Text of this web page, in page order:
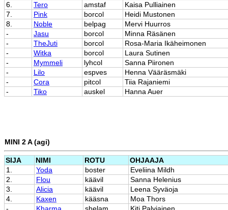
6.
Tero amstaf
Kaisa Pulliainen
7.
Pink borcol
Heidi Mustonen
8.
Noble belpag
Mervi Huurros
-
Jasu borcol
Minna Räsänen
-
TheJuti borcol
Rosa-Maria Ikäheimonen
-
Witka borcol
Laura Sutinen
-
Mymmeli lyhcol
Sanna Piironen
-
Lilo espves
Henna Vääräsmäki
-
Cora pitcol
Tiia Rajaniemi
-
Tiko auskel Hanna Auer
MINI 2 A (agi)
SIJA NIMI ROTU
OHJAAJA
1.
Yoda boster
Eveliina Mildh
2.
Flou käävil
Sanna Helenius
3.
Alicia käävil
Leena Syväoja
4.
Kaxen kääsna
Moa Thors
-
Kharma shelam
Kiti Palviainen